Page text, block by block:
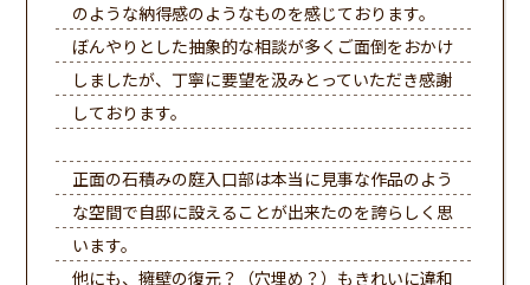
のような納得感のようなものを感じております。
ぼんやりとした抽象的な相談が多くご面倒をおかけ
しましたが、丁寧に要望を汲みとっていただき感謝
しております。
正面の石積みの庭入口部は本当に見事な作品のよう
な空間で自邸に設えることが出来たのを誇らしく思
います。
他にも、擁壁の復元？（穴埋め？）もきれいに違和